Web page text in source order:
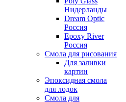
Нидерланды
Dream Optic
Россия
Epoxy River
Россия
Смола для рисования
Для заливки
картин
Эпоксидная смола
для лодок
Смола для